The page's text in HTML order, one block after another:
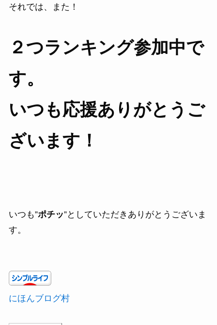
それでは、また！
２つランキング参加中で
す。
いつも応援ありがとうご
ざいます！
いつも”ポチッ”としていただきありがとうございま
す。
にほんブログ村